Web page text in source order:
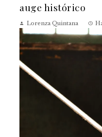
auge histórico
Lorenza Quintana